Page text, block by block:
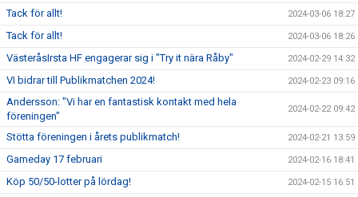
Tack för allt! 2024-03-06 18:27
Tack för allt! 2024-03-06 18:26
VästeråsIrsta HF engagerar sig i "Try it nära Råby" 2024-02-29 14:32
VI bidrar till Publikmatchen 2024! 2024-02-23 09:16
Andersson: "Vi har en fantastisk kontakt med hela
föreningen"
2024-02-22 09:42
Stötta föreningen i årets publikmatch! 2024-02-21 13:59
Gameday 17 februari 2024-02-16 18:41
Köp 50/50-lotter på lördag! 2024-02-15 16:51